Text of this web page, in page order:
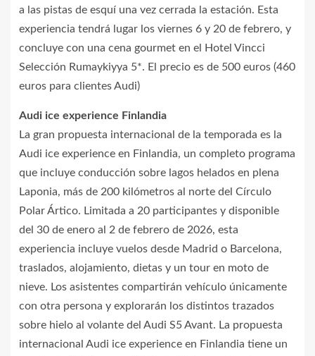
a las pistas de esquí una vez cerrada la estación. Esta
experiencia tendrá lugar los viernes 6 y 20 de febrero, y
concluye con una cena gourmet en el Hotel Vincci
Selección Rumaykiyya 5*. El precio es de 500 euros (460
euros para clientes Audi)
Audi ice experience Finlandia
La gran propuesta internacional de la temporada es la
Audi ice experience en Finlandia, un completo programa
que incluye conducción sobre lagos helados en plena
Laponia, más de 200 kilómetros al norte del Círculo
Polar Ártico. Limitada a 20 participantes y disponible
del 30 de enero al 2 de febrero de 2026, esta
experiencia incluye vuelos desde Madrid o Barcelona,
traslados, alojamiento, dietas y un tour en moto de
nieve. Los asistentes compartirán vehículo únicamente
con otra persona y explorarán los distintos trazados
sobre hielo al volante del Audi S5 Avant. La propuesta
internacional Audi ice experience en Finlandia tiene un